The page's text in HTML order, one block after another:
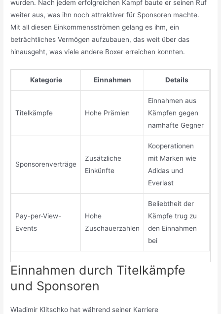
wurden. Nach jedem erfolgreichen Kampf baute er seinen Ruf
weiter aus, was ihn noch attraktiver für Sponsoren machte.
Mit all diesen Einkommensströmen gelang es ihm, ein
beträchtliches Vermögen aufzubauen, das weit über das
hinausgeht, was viele andere Boxer erreichen konnten.
Kategorie Einnahmen Details
Titelkämpfe Hohe Prämien
Einnahmen aus
Kämpfen gegen
namhafte Gegner
Sponsorenverträge
Zusätzliche
Einkünfte
Kooperationen
mit Marken wie
Adidas und
Everlast
Pay-per-View-
Events
Hohe
Zuschauerzahlen
Beliebtheit der
Kämpfe trug zu
den Einnahmen
bei
Einnahmen durch Titelkämpfe
und Sponsoren
Wladimir Klitschko hat während seiner Karriere